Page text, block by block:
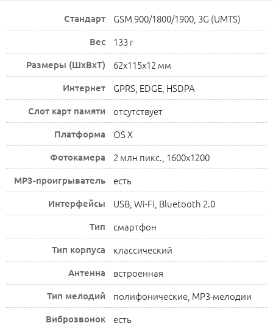
Стандарт GSM 900/1800/1900, 3G (UMTS)
Вес 133 г
Размеры (ШxВxТ) 62x115x12 мм
Интернет GPRS, EDGE, HSDPA
Слот карт памяти отсутствует
Платформа OS X
Фотокамера 2 млн пикс., 1600x1200
MP3-проигрыватель есть
Интерфейсы USB, Wi-Fi, Bluetooth 2.0
Тип смартфон
Тип корпуса классический
Антенна встроенная
Тип мелодий полифонические, MP3-мелодии
Виброзвонок есть